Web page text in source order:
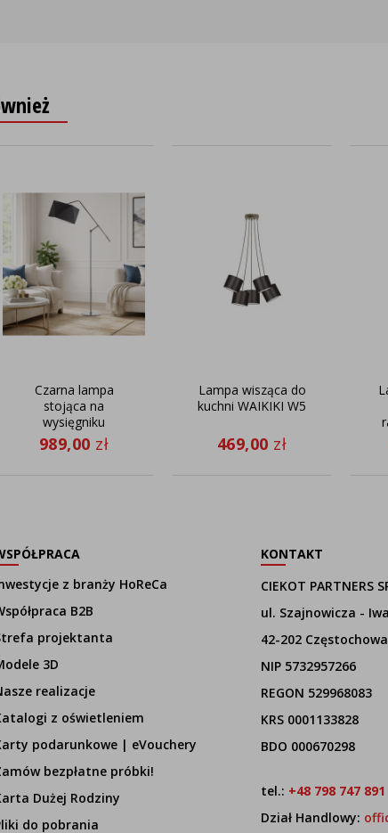
Czarna lampa
stojąca na
wysięgniku
regulowanym
COLMA
989,00 zł
Lampa wisząca do
kuchni WAIKIKI W5
469,00 zł
z branży HoReCa
B2B
projektanta
3D
realizacje
z oświetleniem
podarunkowe | eVouchery
bezpłatne próbki!
Dużej Rodziny
do pobrania
KONTAKT
CIEKOT PARTNERS
ul. Szajnowicza -
42-202 Częstochowa
NIP 5732957266
REGON 529968083
KRS 0001133828
BDO 000670298
tel.: +48 798 747 891
Dział Handlowy: